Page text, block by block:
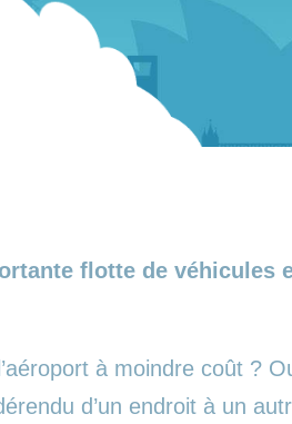
flotte de
à moindre coût ?
d’un endroit à un